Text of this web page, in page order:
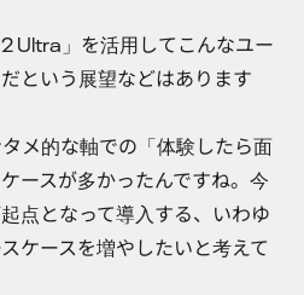
Ultra」を活用してこんなユー
という展望などはあります
メ的な軸での「体験したら面
ースが多かったんですね。今
点となって導入する、いわゆ
ケースを増やしたいと考えて